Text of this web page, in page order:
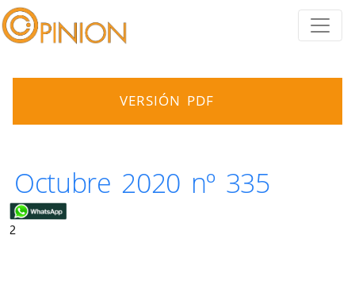
VERSIÓN PDF
Octubre 2020 nº 335
2